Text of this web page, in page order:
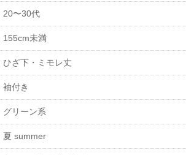
20〜30代
155cm未満
ひざ下・ミモレ丈
袖付き
グリーン系
夏 summer